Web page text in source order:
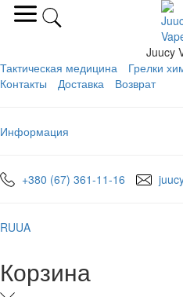
Juucy
Тактическая медицина
Грелки
Контакты
Доставка Возврат
Информация
+380 (67) 361-11-16
RUUA
Корзина